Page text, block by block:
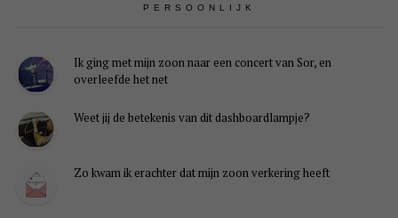
PERSOONLIJK
Ik ging met mijn zoon naar een concert van Sor, en
overleefde het net
Weet jij de betekenis van dit dashboardlampje?
Zo kwam ik erachter dat mijn zoon verkering heeft